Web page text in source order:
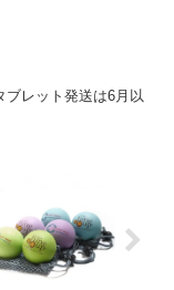
ブレット発送は6月以